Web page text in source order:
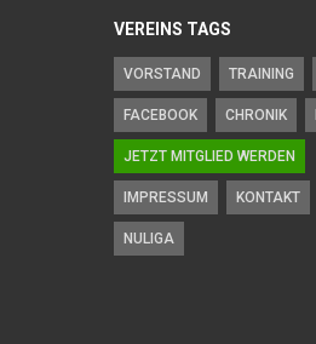
VEREINS TAGS
VORSTAND TRAINING
FACEBOOK CHRONIK
JETZT MITGLIED WERDEN
IMPRESSUM KONTAKT
NULIGA